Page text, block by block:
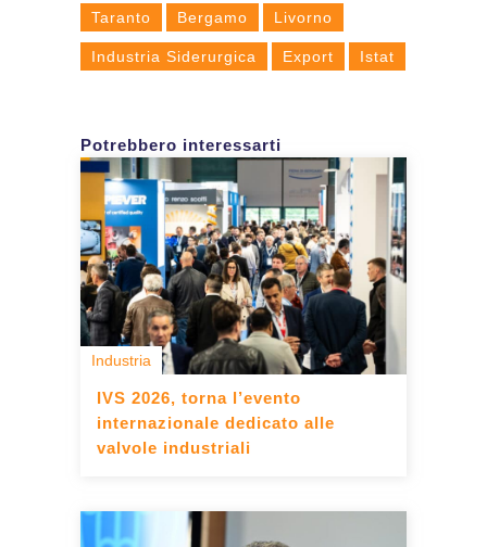
Taranto Bergamo Livorno
Industria Siderurgica Export Istat
Potrebbero interessarti
Industria
IVS 2026, torna l’evento
internazionale dedicato alle
valvole industriali